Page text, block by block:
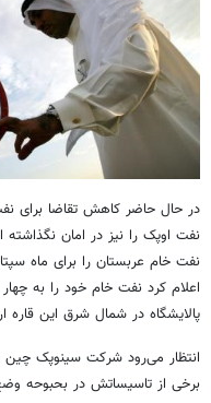
در حال حاضر کاهش تقاضا برای
نفت اوپک را نیز در امان نگذاشته
نفت خام عربستان را برای ماه
اعلام کرد نفت خام خود را به
پالایشگاه در شمال شرق این قاره
انتظار می‌رود شرکت سینوپک چین
برخی از تاسیساتش در بحبوحه